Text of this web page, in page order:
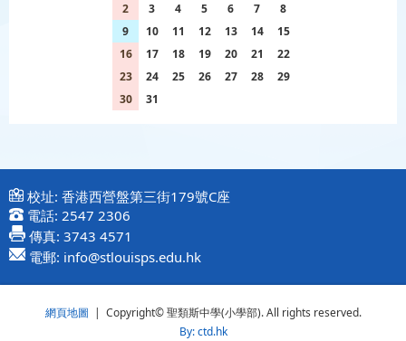
2
3 4 5 6 7
8
9
10 11 12 13 14
15
16
17 18 19 20 21
22
23
24 25 26 27 28
29
30
31
校址: 香港西營盤第三街179號C座
電話: 2547 2306
傳真: 3743 4571
電郵: info@stlouisps.edu.hk
網頁地圖 | Copyright© 聖類斯中學(小學部). All rights reserved.
By: ctd.hk